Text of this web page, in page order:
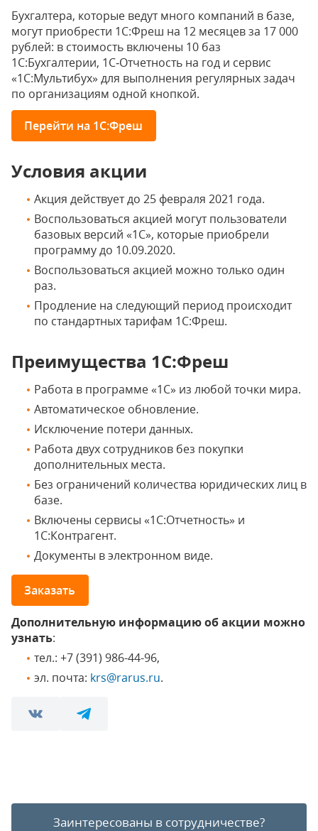
Бухгалтера, которые ведут много компаний в базе,
могут приобрести 1С:Фреш на 12 месяцев за 17 000
рублей: в стоимость включены 10 баз
1С:Бухгалтерии, 1С‑Отчетность на год и сервис
«1С:Мультибух» для выполнения регулярных задач
по организациям одной кнопкой.
Перейти на 1С:Фреш
Условия акции
Акция действует до 25 февраля 2021 года.
Воспользоваться акцией могут пользователи
базовых версий «1С», которые приобрели
программу до 10.09.2020.
Воспользоваться акцией можно только один
раз.
Продление на следующий период происходит
по стандартных тарифам 1С:Фреш.
Преимущества 1С:Фреш
Работа в программе «1С» из любой точки мира.
Автоматическое обновление.
Исключение потери данных.
Работа двух сотрудников без покупки
дополнительных места.
Без ограничений количества юридических лиц в
базе.
Включены сервисы «1С:Отчетность» и
1С:Контрагент.
Документы в электронном виде.
Заказать
Дополнительную информацию об акции можно
узнать:
тел.: +7 (391) 986-44-96,
эл. почта: krs@rarus.ru.
Заинтересованы в сотрудничестве?